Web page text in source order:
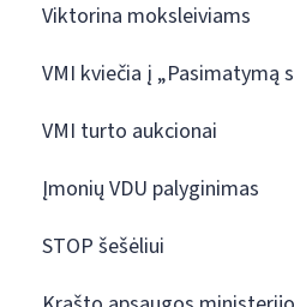
Viktorina moksleiviams
VMI kviečia į „Pasimatymą
VMI turto aukcionai
Įmonių VDU palyginimas
STOP šešėliui